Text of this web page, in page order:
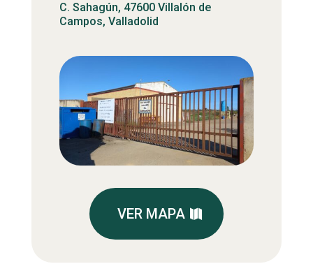
C. Sahagún, 47600 Villalón de
Campos, Valladolid
VER MAPA